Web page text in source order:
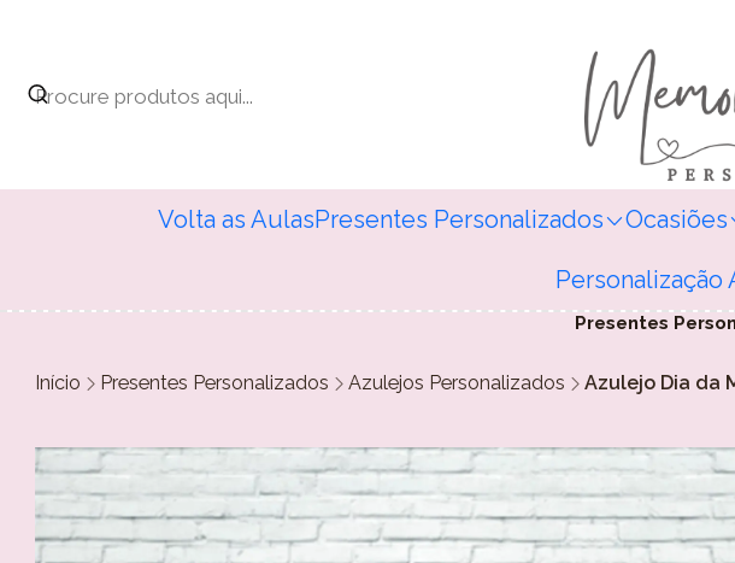
Volta as AulasPresentes Personalizados Ocasiões
Personalização
Presentes
Início Presentes Personalizados Azulejos Personalizados Azulejo Dia da